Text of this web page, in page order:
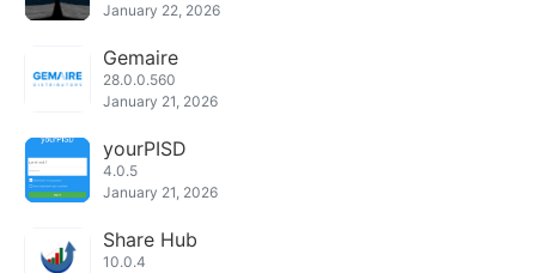
January 22, 2026
Gemaire
28.0.0.560
January 21, 2026
yourPISD
4.0.5
January 21, 2026
Share Hub
10.0.4